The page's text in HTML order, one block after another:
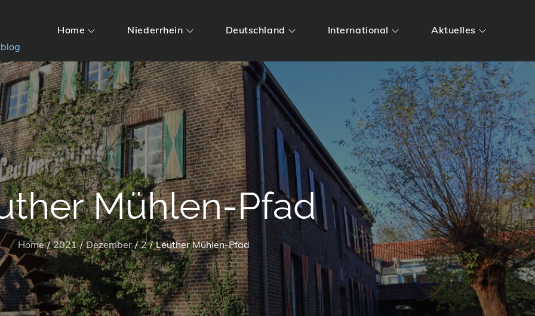
Home Niederrhein Deutschland International Aktuelles
Mühlen-Pfad
Home 2021 Dezember 2 Leuther Mühlen-Pfad